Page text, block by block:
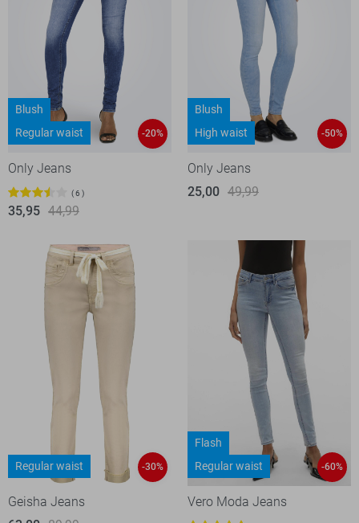
Blush
Regular waist
-20%
Only Jeans
6
35,95 44,99
Blush
High waist
-50%
Only Jeans
25,00 49,99
Regular waist -30%
Geisha Jeans
Flash
Regular waist
-60%
Vero Moda Jeans